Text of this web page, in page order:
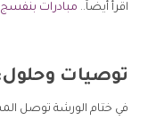
اقرأ أيضاً.. مبادرات
توصيات
في ختام الورشة توصل